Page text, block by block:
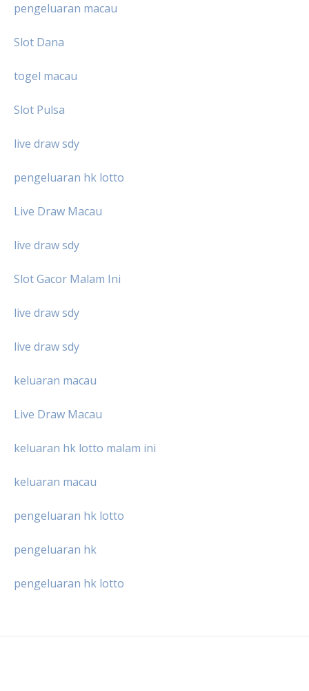
pengeluaran macau
Slot Dana
togel macau
Slot Pulsa
live draw sdy
pengeluaran hk lotto
Live Draw Macau
live draw sdy
Slot Gacor Malam Ini
live draw sdy
live draw sdy
keluaran macau
Live Draw Macau
keluaran hk lotto malam ini
keluaran macau
pengeluaran hk lotto
pengeluaran hk
pengeluaran hk lotto